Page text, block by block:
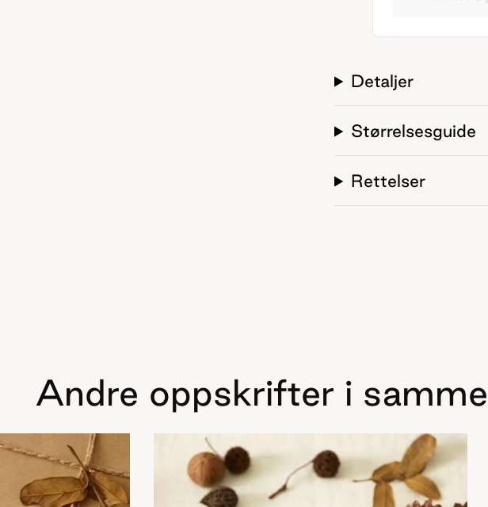
Detaljer
Størrelsesguide
Rettelser
Andre oppskrifter i